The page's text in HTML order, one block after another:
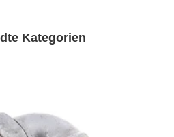
Kategorien